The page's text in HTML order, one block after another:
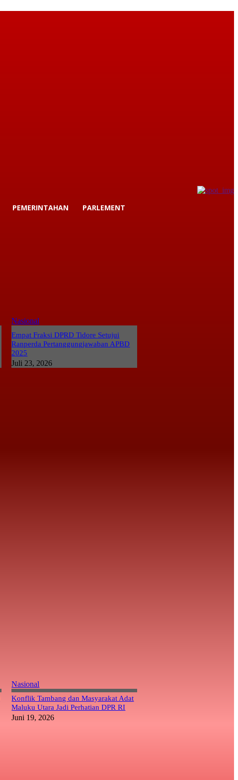
PEMERINTAHAN PARLEMENT
Nasional
Empat Fraksi DPRD Tidore Setujui
Ranperda Pertanggungjawaban APBD
2025
Juli 23, 2026
Nasional
Konflik Tambang dan Masyarakat Adat
Maluku Utara Jadi Perhatian DPR RI
Juni 19, 2026